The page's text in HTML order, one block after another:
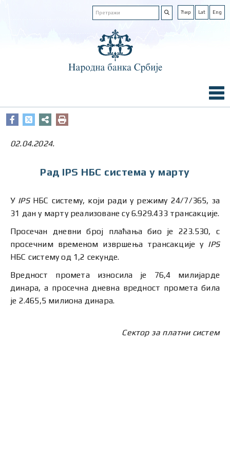
Ћир Lat Eng
02.04.2024.
Рад IPS НБС система у марту
У IPSНБС систему, који ради у режиму 24/7/365, за
31 дан у марту реализоване су 6.929.433 трансакције.
Просечан дневни број плаћања био је 223.530, с
просечним временом извршења трансакције у IPS
НБС систему од 1,2 секунде.
Вредност промета износила је 76,4 милијарде
динара, а просечна дневна вредност промета била
је 2.465,5 милиона динара.
Сектор за платни систем